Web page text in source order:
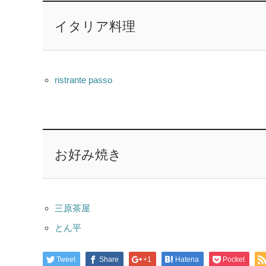
イタリア料理
ristrante passo
お好み焼き
三原茶屋
とん平
Tweet Share +1 Hatena Pocket